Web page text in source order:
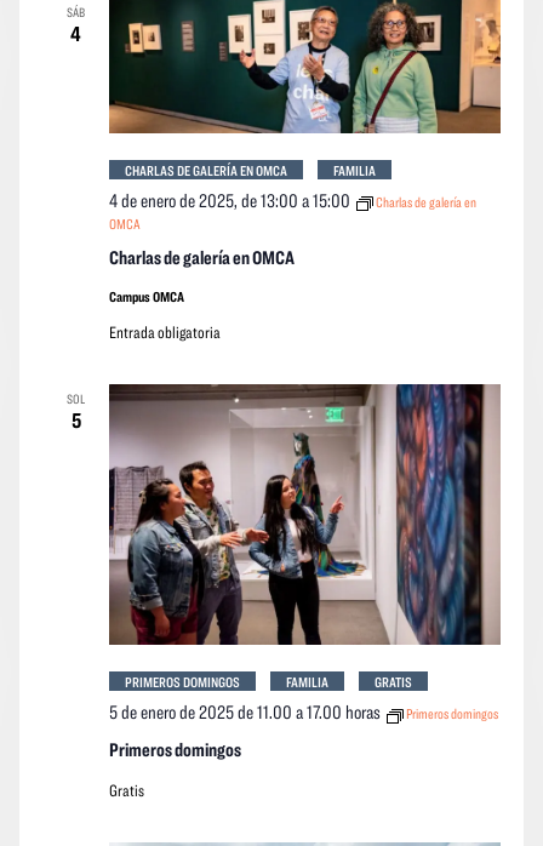
SÁB
4
Charlas de galería en OMCA
4 de enero de 2025, de 13:00 a15:00
Charlas de galería en
OMCA
CHARLAS DE GALERÍA EN OMCA FAMILIA
Campus OMCA
Entrada obligatoria
SOL
5
Primeros domingos
5 de enero de 2025 de 11.00 a17.00 horas Primeros domingos
PRIMEROS DOMINGOS FAMILIA GRATIS
Gratis